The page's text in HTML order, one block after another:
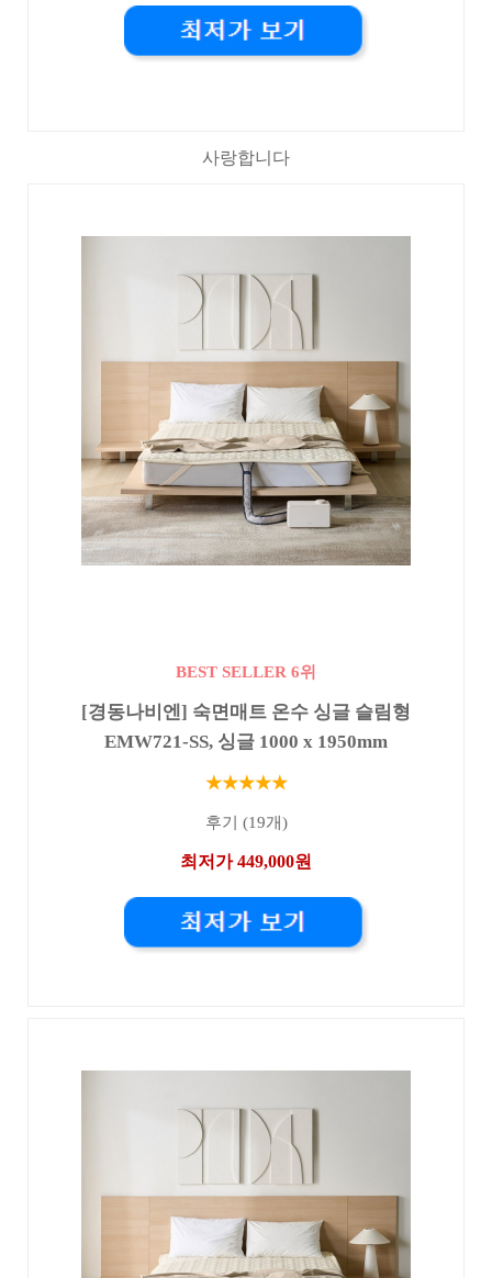
사랑합니다
BEST SELLER 6위
[경동나비엔] 숙면매트 온수 싱글 슬림형
EMW721-SS, 싱글 1000 x 1950mm
★★★★★
후기 (19개)
최저가 449,000원